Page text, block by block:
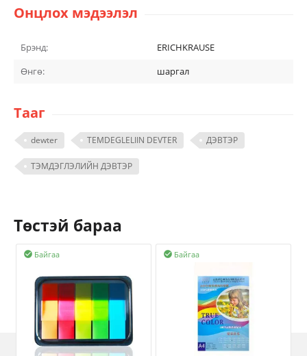
Онцлох мэдээлэл
Брэнд:
ERICHKRAUSE
Өнгө:
шаргал
Тааг
dewter TEMDEGLELIIN DEVTER ДЭВТЭР
ТЭМДЭГЛЭЛИЙН ДЭВТЭР
Төстэй бараа
Байгаа
 Байгаа
